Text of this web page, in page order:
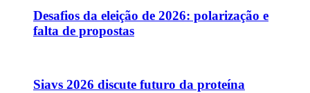
Desafios da eleição de 2026: polarização e
falta de propostas
Siavs 2026 discute futuro da proteína